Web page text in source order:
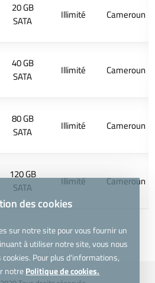
20 GB
SATA
Illimité Cameroun
40 GB
SATA
Illimité Cameroun
80 GB
SATA
Illimité Cameroun
120 GB
SATA
Illimité Cameroun
des cookies
sur notre site pour vous fournir un
à utiliser notre site, vous nous
Pour plus d'informations,
notrePolitique de cookies.